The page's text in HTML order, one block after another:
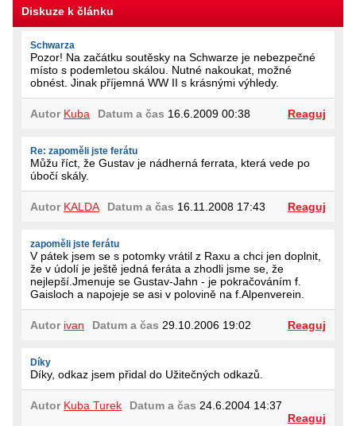
Diskuze k článku
Schwarza
Pozor! Na začátku soutěsky na Schwarze je nebezpečné
místo s podemletou skálou. Nutné nakoukat, možné
obnést. Jinak příjemná WW II s krásnými výhledy.
Autor Kuba Datum a čas 16.6.2009 00:38 Reaguj
Re: zapoměli jste ferátu
Můžu říct, že Gustav je nádherná ferrata, která vede po
úbočí skály.
Autor KALDA Datum a čas 16.11.2008 17:43 Reaguj
zapoměli jste ferátu
V pátek jsem se s potomky vrátil z Raxu a chci jen doplnit,
že v údolí je ještě jedná feráta a zhodli jsme se, že
nejlepší.Jmenuje se Gustav-Jahn - je pokračováním f.
Gaisloch a napojeje se asi v polovině na f.Alpenverein.
Autor ivan Datum a čas 29.10.2006 19:02 Reaguj
Díky
Díky, odkaz jsem přidal do Užitečných odkazů.
Autor Kuba Turek Datum a čas 24.6.2004 14:37
Reaguj